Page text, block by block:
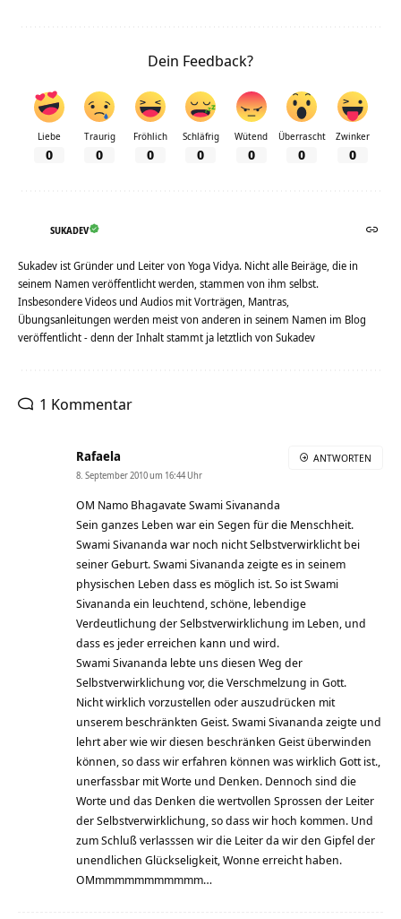
Dein Feedback?
Liebe
0
Traurig
0
Fröhlich
0
Schläfrig
0
Wütend
0
Überrascht
0
Zwinker
0
SUKADEV
Sukadev ist Gründer und Leiter von Yoga Vidya. Nicht alle Beiräge, die in
seinem Namen veröffentlicht werden, stammen von ihm selbst.
Insbesondere Videos und Audios mit Vorträgen, Mantras,
Übungsanleitungen werden meist von anderen in seinem Namen im Blog
veröffentlicht - denn der Inhalt stammt ja letztlich von Sukadev
1 Kommentar
Rafaela
8. September 2010 um 16:44 Uhr
OM Namo Bhagavate Swami Sivananda
Sein ganzes Leben war ein Segen für die Menschheit.
Swami Sivananda war noch nicht Selbstverwirklicht bei
seiner Geburt. Swami Sivananda zeigte es in seinem
physischen Leben dass es möglich ist. So ist Swami
Sivananda ein leuchtend, schöne, lebendige
Verdeutlichung der Selbstverwirklichung im Leben, und
dass es jeder erreichen kann und wird.
Swami Sivananda lebte uns diesen Weg der
Selbstverwirklichung vor, die Verschmelzung in Gott.
Nicht wirklich vorzustellen oder auszudrücken mit
unserem beschränkten Geist. Swami Sivananda zeigte und
lehrt aber wie wir diesen beschränken Geist überwinden
können, so dass wir erfahren können was wirklich Gott ist.,
unerfassbar mit Worte und Denken. Dennoch sind die
Worte und das Denken die wertvollen Sprossen der Leiter
der Selbstverwirklichung, so dass wir hoch kommen. Und
zum Schluß verlasssen wir die Leiter da wir den Gipfel der
unendlichen Glückseligkeit, Wonne erreicht haben.
OMmmmmmmmmmmm…
ANTWORTEN